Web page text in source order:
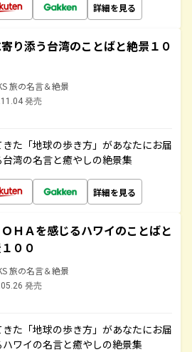
詳細を見る
り添う台湾のことばと絶景１０
旅の名言＆絶景
発売
た「地球の歩き方」があなたにお届
湾の名言と癒やしの絶景集
詳細を見る
ＨＡを感じるハワイのことばと
００
旅の名言＆絶景
発売
た「地球の歩き方」があなたにお届
ワイの名言と癒やしの絶景集